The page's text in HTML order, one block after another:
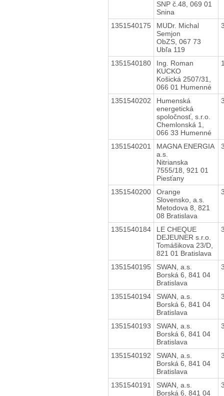
SNP č.48, 069 01
Snina
1351540175
MUDr. Michal
Semjon
ObZS, 067 73
Ubľa 119
1351540180
Ing. Roman
KUCKO
Košická 2507/31,
066 01 Humenné
1351540202
Humenská
energetická
spoločnosť, s.r.o.
Chemlonská 1,
066 33 Humenné
1351540201
MAGNA ENERGIA
a.s.
Nitrianska
7555/18, 921 01
Piesťany
1351540200
Orange
Slovensko, a.s.
Metodova 8, 821
08 Bratislava
1351540184
LE CHEQUE
DEJEUNER s.r.o.
Tomášikova 23/D,
821 01 Bratislava
1351540195
SWAN, a.s.
Borská 6, 841 04
Bratislava
1351540194
SWAN, a.s.
Borská 6, 841 04
Bratislava
1351540193
SWAN, a.s.
Borská 6, 841 04
Bratislava
1351540192
SWAN, a.s.
Borská 6, 841 04
Bratislava
1351540191
SWAN, a.s.
Borská 6, 841 04